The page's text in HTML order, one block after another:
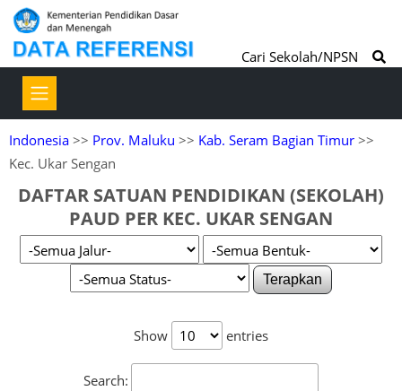
Cari Sekolah/NPSN
Indonesia >> Prov. Maluku >> Kab. Seram Bagian Timur >>
Kec. Ukar Sengan
DAFTAR SATUAN PENDIDIKAN (SEKOLAH)
PAUD PER KEC. UKAR SENGAN
Terapkan
Show entries
Search: